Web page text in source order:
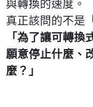
與轉換的速度。
真正該問的不是
「為了讓可轉
願意停止什麼、
麼？」